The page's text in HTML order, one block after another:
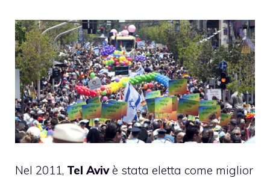
Nel 2011, Tel Avivè stata eletta come miglior